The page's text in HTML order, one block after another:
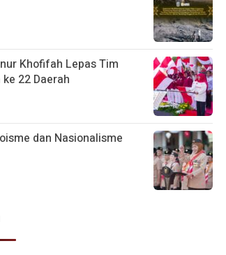
Khofifah Lepas Tim
22 Daerah
dan Nasionalisme